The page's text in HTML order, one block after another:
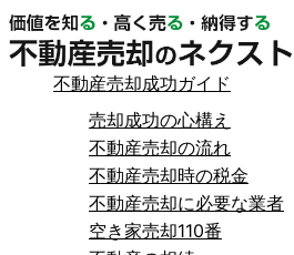
不動産売却成功ガイド
売却成功の心構え
不動産売却の流れ
不動産売却時の税金
不動産売却に必要な業者
空き家売却110番